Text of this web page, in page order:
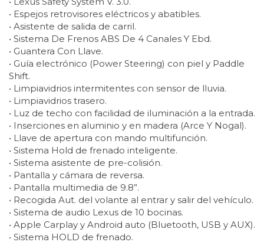
• Espejos retrovisores eléctricos y abatibles.
• Asistente de salida de carril.
• Sistema De Frenos ABS De 4 Canales Y Ebd.
• Guantera Con Llave.
• Guía electrónico (Power Steering) con piel y Paddle
Shift.
• Limpiavidrios intermitentes con sensor de lluvia.
• Limpiavidrios trasero.
• Luz de techo con facilidad de iluminación a la entrada.
• Inserciones en aluminio y en madera (Arce Y Nogal).
• Llave de apertura con mando multifunción.
• Sistema Hold de frenado inteligente.
• Sistema asistente de pre-colisión.
• Pantalla y cámara de reversa.
• Pantalla multimedia de 9.8”.
• Recogida Aut. del volante al entrar y salir del vehículo.
• Sistema de audio Lexus de 10 bocinas.
• Apple Carplay y Android auto (Bluetooth, USB y AUX).
• Sistema HOLD de frenado.